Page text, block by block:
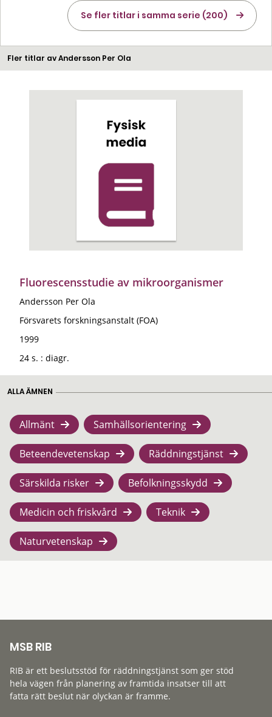
Se fler titlar i samma serie (200)
Fler titlar av Andersson Per Ola
Fluorescensstudie av mikroorganismer
Andersson Per Ola
Försvarets forskningsanstalt (FOA)
1999
24 s. : diagr.
ALLA ÄMNEN
Allmänt Samhällsorientering
Beteendevetenskap Räddningstjänst
Särskilda risker Befolkningsskydd
Medicin och friskvård Teknik
Naturvetenskap
MSB RIB
RIB är ett beslutsstöd för räddningstjänst som ger stöd
hela vägen från planering av framtida insatser till att
fatta rätt beslut när olyckan är framme.